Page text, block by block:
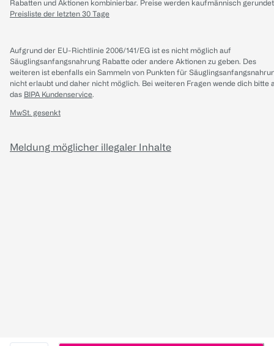
Rabatten und Aktionen kombinierbar. Preise werden kaufmännisch
Preisliste der letzten 30 Tage
Aufgrund der EU-Richtlinie 2006/141/EG ist es nicht möglich auf
Säuglingsanfangsnahrung Rabatte oder andere Aktionen zu geben. Des
weiteren ist ebenfalls ein Sammeln von Punkten für
nicht erlaubt und daher nicht möglich. Bei weiteren Fragen wende dich bitte
das BIPA Kundenservice.
MwSt. gesenkt
Meldung möglicher illegaler Inhalte